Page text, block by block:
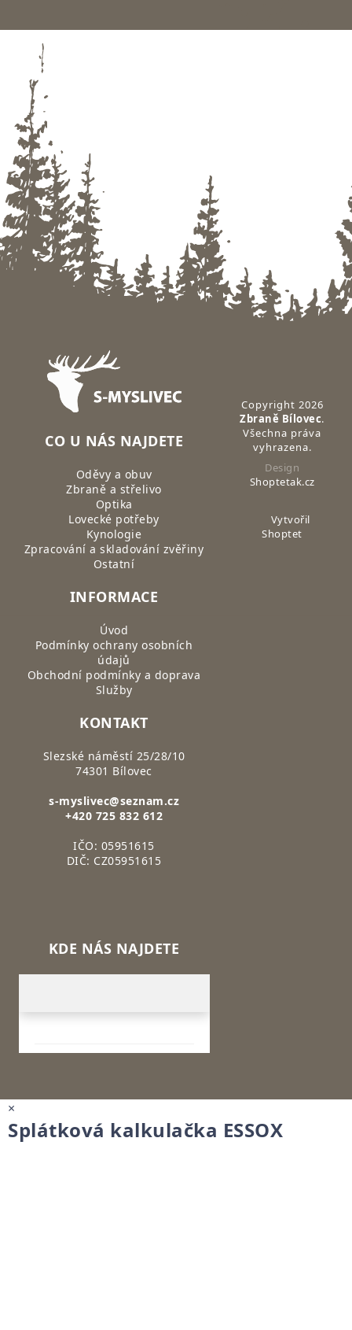
Zápatí
CO U NÁS NAJDETE
Oděvy a obuv
Zbraně a střelivo
Optika
Lovecké potřeby
Kynologie
Zpracování a skladování zvěřiny
Ostatní
INFORMACE
Úvod
Podmínky ochrany osobních
údajů
Obchodní podmínky a doprava
Služby
KONTAKT
Slezské náměstí 25/28/10
74301 Bílovec
s-myslivec@seznam.cz
+420 725 832 612
IČO: 05951615
DIČ: CZ05951615
KDE NÁS NAJDETE
Copyright 2026
Zbraně Bílovec.
Všechna práva
vyhrazena.
Design
Shoptetak.cz
Vytvořil
Shoptet
×
Splátková kalkulačka ESSOX